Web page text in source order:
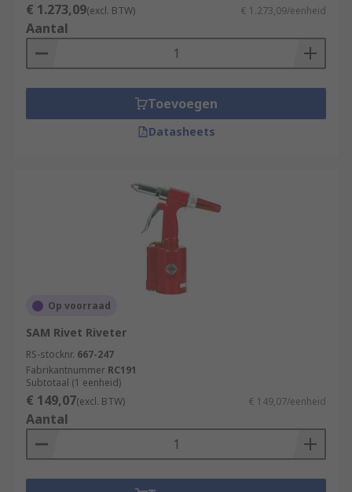
€ 1.273,09(excl. BTW) € 1.273,09/eenheid
Aantal
Toevoegen
Datasheets
Op voorraad
SAM Rivet Riveter
RS-stocknr. 667-247
Fabrikantnummer RC191
Subtotaal (1 eenheid)
€ 149,07(excl. BTW) € 149,07/eenheid
Aantal